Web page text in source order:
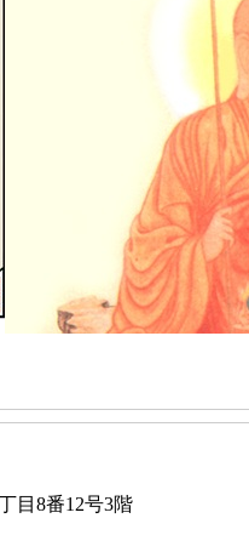
目8番12号3階